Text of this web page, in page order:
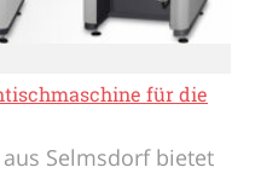
für die
aus Selmsdorf bietet